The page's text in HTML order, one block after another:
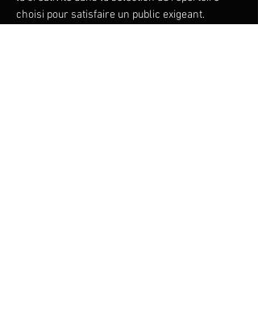
choisi pour satisfaire un public exigeant.